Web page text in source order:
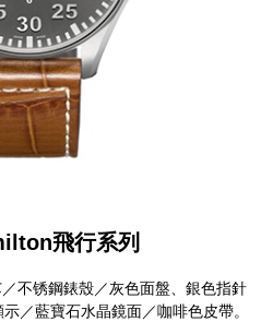
飛行系列
不锈鋼錶殼／灰色面盤、銀色指針
／藍寶石水晶鏡面／咖啡色皮帶。